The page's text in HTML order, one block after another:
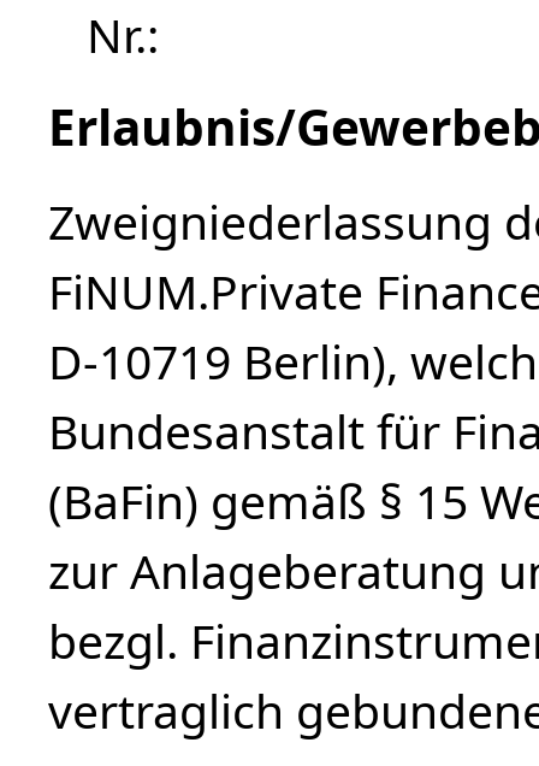
Nr.
Erlaubnis/
Zweigniederlassung
FiNUM.Private
D-10719 Berlin),
Bundesanstalt für
(BaFin) gemäß § 15
zur Anlageberatung
bezgl.
vertraglich